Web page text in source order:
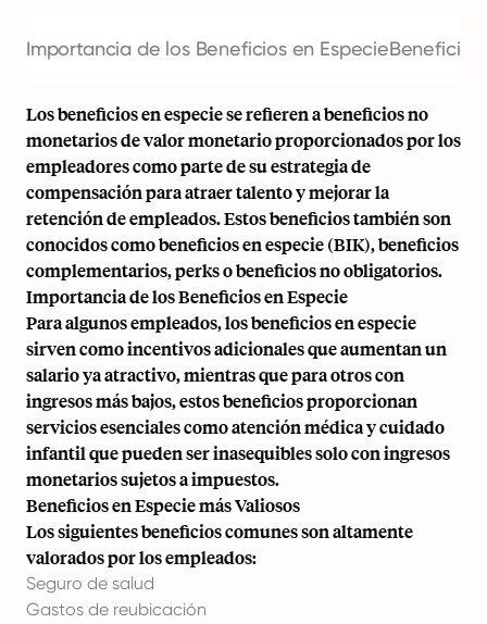
Importancia de los Beneficios en EspecieBeneficios
Los beneficios en especie se refieren a beneficios no
monetarios de valor monetario proporcionados por los
empleadores como parte de su estrategia de
compensación para atraer talento y mejorar la
retención de empleados. Estos beneficios también son
conocidos como beneficios en especie (BIK), beneficios
complementarios, perks o beneficios no obligatorios.
Importancia de los Beneficios en Especie
Para algunos empleados, los beneficios en especie
sirven como incentivos adicionales que aumentan un
salario ya atractivo, mientras que para otros con
ingresos más bajos, estos beneficios proporcionan
servicios esenciales como atención médica y cuidado
infantil que pueden ser inasequibles solo con ingresos
monetarios sujetos a impuestos.
Beneficios en Especie más Valiosos
Los siguientes beneficios comunes son altamente
valorados por los empleados:
Seguro de salud
Gastos de reubicación